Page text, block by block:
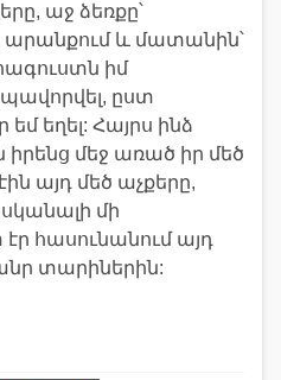
աջ ձեռքը՝
և մատանին՝
իմ
ըստ
եղել: Հայրս ինձ
մեջ առած իր մեծ
այդ մեծ աչքերը,
մի
հասունանում այդ
տարիներին: